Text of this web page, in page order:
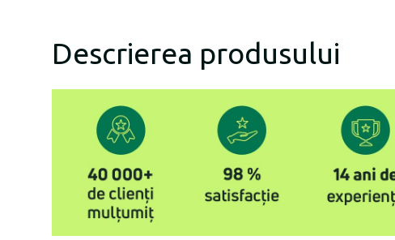
Descrierea produsului